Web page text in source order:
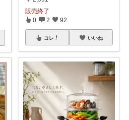
販売終了
0 2 92
コレ いいね